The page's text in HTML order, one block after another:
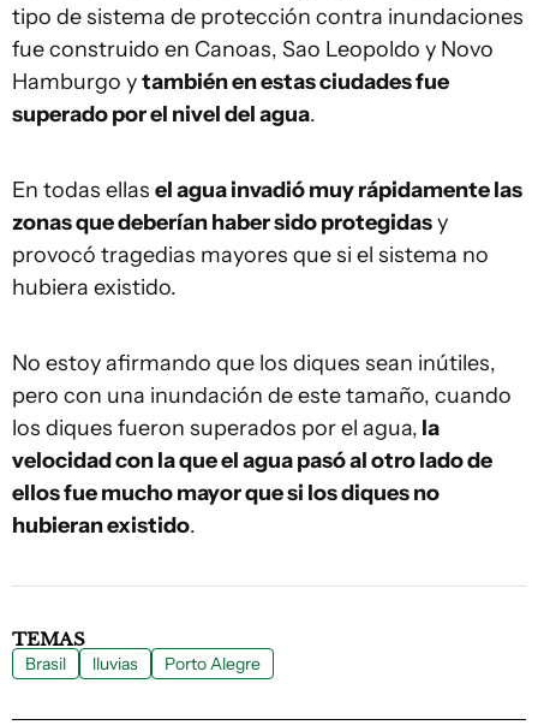
tipo de sistema de protección contra inundaciones
fue construido en Canoas, Sao Leopoldo y Novo
Hamburgo ytambién en estas ciudades fue
superado por el nivel del agua.
En todas ellas el agua invadió muy rápidamente las
zonas que deberían haber sido protegidasy
provocó tragedias mayores que si el sistema no
hubiera existido.
No estoy afirmando que los diques sean inútiles,
pero con una inundación de este tamaño, cuando
los diques fueron superados por el agua, la
velocidad con la que el agua pasó al otro lado de
ellos fue mucho mayor que si los diques no
hubieran existido.
TEMAS
Brasil lluvias Porto Alegre